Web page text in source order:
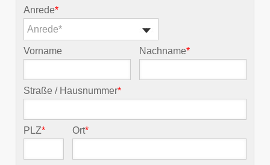
Anrede*
Anrede*
Vorname Nachname*
Straße / Hausnummer*
PLZ* Ort*